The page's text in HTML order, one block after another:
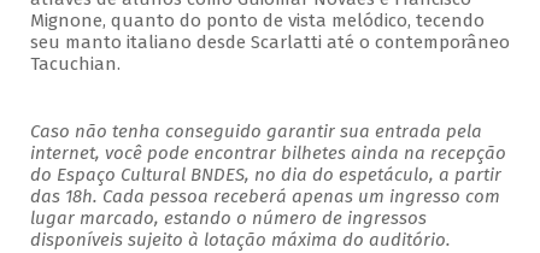
Mignone, quanto do ponto de vista melódico, tecendo
seu manto italiano desde Scarlatti até o contemporâneo
Tacuchian.
Caso não tenha conseguido garantir sua entrada pela
internet, você pode encontrar bilhetes ainda na recepção
do Espaço Cultural BNDES, no dia do espetáculo, a partir
das 18h. Cada pessoa receberá apenas um ingresso com
lugar marcado, estando o número de ingressos
disponíveis sujeito à lotação máxima do auditório.